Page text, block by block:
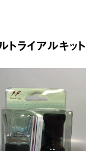
トライアルキット